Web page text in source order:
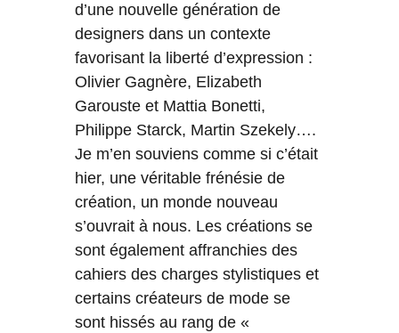
d’une nouvelle génération de
designers dans un contexte
favorisant la liberté d’expression :
Olivier Gagnère, Elizabeth
Garouste et Mattia Bonetti,
Philippe Starck, Martin Szekely….
Je m’en souviens comme si c’était
hier, une véritable frénésie de
création, un monde nouveau
s’ouvrait à nous. Les créations se
sont également affranchies des
cahiers des charges stylistiques et
certains créateurs de mode se
sont hissés au rang de «